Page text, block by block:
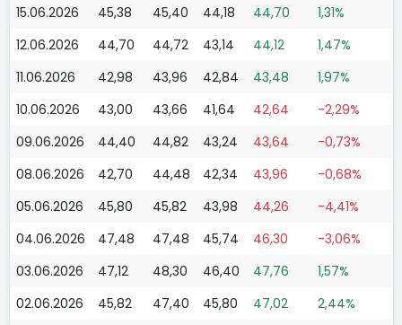
15.06.2026
45,38 45,40 44,18 44,70
1,31%
12.06.2026
44,70 44,72 43,14 44,12
1,47%
11.06.2026
42,98 43,96 42,84 43,48
1,97%
10.06.2026
43,00 43,66 41,64 42,64
-2,29%
09.06.2026
44,40 44,82 43,24 43,64
-0,73%
08.06.2026
42,70 44,48 42,34 43,96
-0,68%
05.06.2026
45,80 45,82 43,98 44,26
-4,41%
04.06.2026
47,48 47,48 45,74 46,30
-3,06%
03.06.2026
47,12 48,30 46,40 47,76
1,57%
02.06.2026
45,82 47,40 45,80 47,02
2,44%